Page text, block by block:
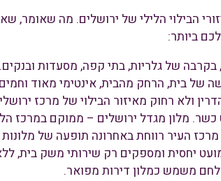
הבילוי הלילי של ירושלים. מה שאומר,
ביותר:
מהעיר העתיקה, בקרבה של גלריות, בתי קפה,
תחושה של בית, הרחק מהבית, אינטימי מאוד
ולא רחוק מאיזור הבילוי של מרכז
כשר. מלון מגדל ירושלים – ממוקם במרכז
באזור מרכז העיר רווחת באחרונה תופעה של
יחסית ומספקים רק שירותי משק בית,
לחם משמש כמלון דירות מפואר.